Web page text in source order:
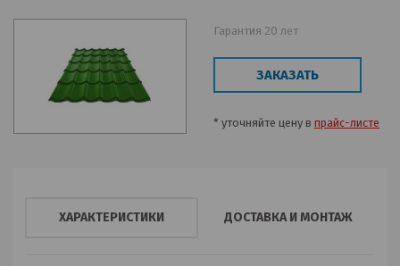
Гарантия 20 лет
ЗАКАЗАТЬ
* уточняйте цену в прайс-листе
ХАРАКТЕРИСТИКИ ДОСТАВКА И МОНТАЖ